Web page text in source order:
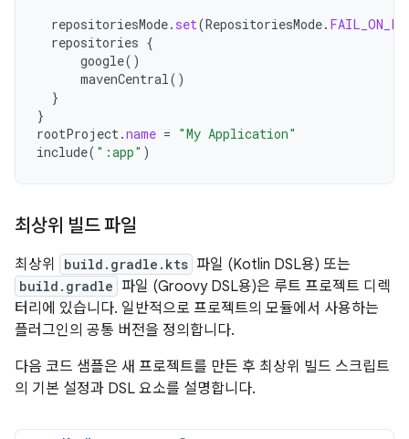
repositoriesMode. set(RepositoriesMode.
repositories {
google()
mavenCentral()
}
}
rootProject.name = "My Application"
include( ":app" )
최상위 빌드 파일
최상위 build.gradle.kts 파일 (Kotlin DSL용) 또는
build.gradle 파일 (Groovy DSL용)은 루트 프로젝트 디렉
터리에 있습니다. 일반적으로 프로젝트의 모듈에서 사용하는
플러그인의 공통 버전을 정의합니다.
다음 코드 샘플은 새 프로젝트를 만든 후 최상위 빌드 스크립트
의 기본 설정과 DSL 요소를 설명합니다.